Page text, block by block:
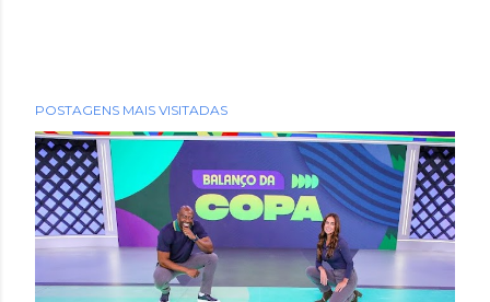
POSTAGENS MAIS VISITADAS